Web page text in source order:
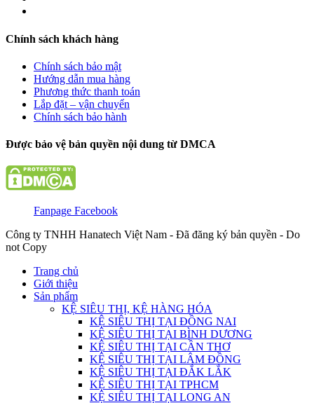
Chính sách khách hàng
Chính sách bảo mật
Hướng dẫn mua hàng
Phương thức thanh toán
Lắp đặt – vận chuyển
Chính sách bảo hành
Được bảo vệ bản quyền nội dung từ DMCA
Fanpage Facebook
Công ty TNHH Hanatech Việt Nam - Đã đăng ký bản quyền - Do
not Copy
Trang chủ
Giới thiệu
Sản phẩm
KỆ SIÊU THỊ, KỆ HÀNG HÓA
KỆ SIÊU THỊ TẠI ĐỒNG NAI
KỆ SIÊU THỊ TẠI BÌNH DƯƠNG
KỆ SIÊU THỊ TẠI CẦN THƠ
KỆ SIÊU THỊ TẠI LÂM ĐỒNG
KỆ SIÊU THỊ TẠI ĐẮK LẮK
KỆ SIÊU THỊ TẠI TPHCM
KỆ SIÊU THỊ TẠI LONG AN